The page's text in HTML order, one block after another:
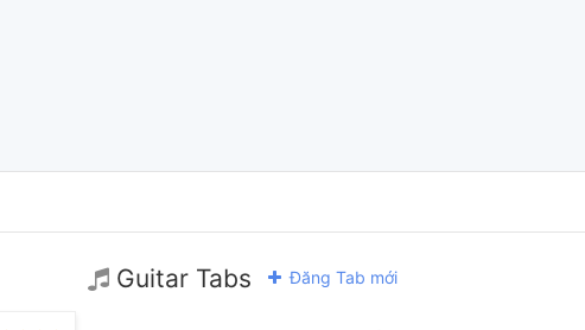
Guitar Tabs Đăng Tab mới